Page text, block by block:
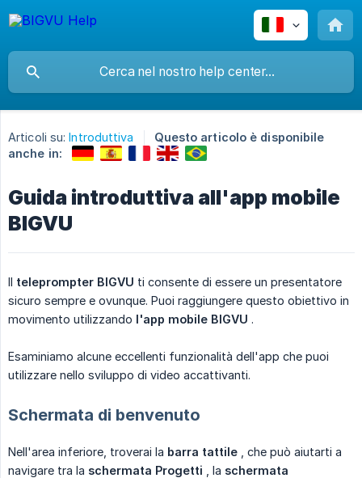
Articoli su: Introduttiva
Questo articolo è disponibile
anche in:
Guida introduttiva all'app mobile
BIGVU
Il teleprompter BIGVU ti consente di essere un presentatore
sicuro sempre e ovunque. Puoi raggiungere questo obiettivo in
movimento utilizzando l'app mobile BIGVU .
Esaminiamo alcune eccellenti funzionalità dell'app che puoi
utilizzare nello sviluppo di video accattivanti.
Schermata di benvenuto
Nell'area inferiore, troverai la barra tattile , che può aiutarti a
navigare tra la schermata Progetti , la schermata